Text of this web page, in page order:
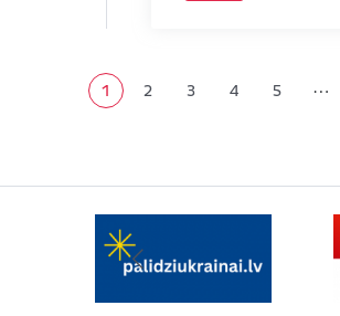
Pašreizējā lapa
1 Lapa
2 Lapa
3 Lapa
4 Lapa
5 …